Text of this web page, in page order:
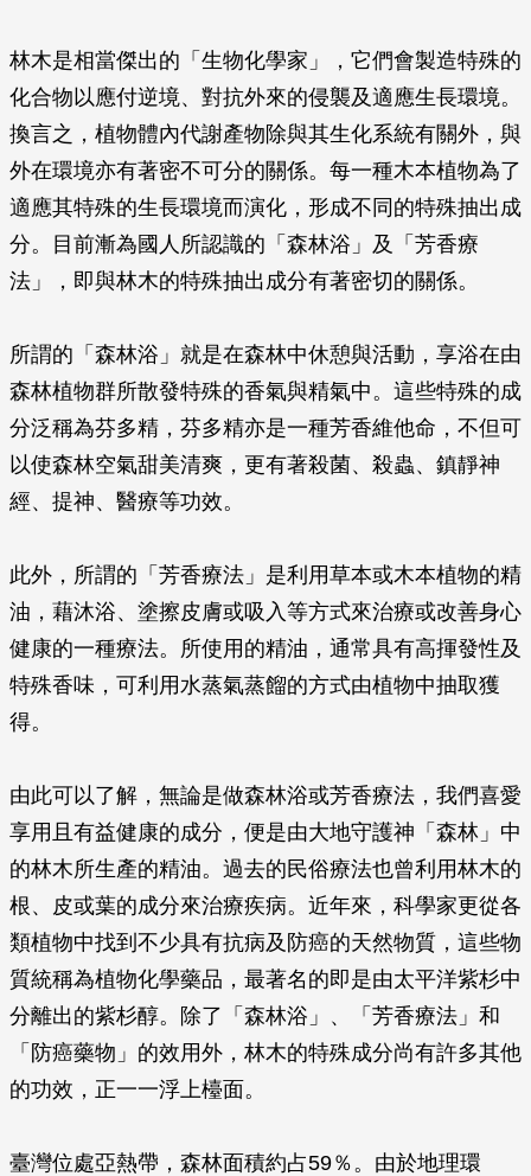
林木是相當傑出的「生物化學家」，它們會製造特殊的
化合物以應付逆境、對抗外來的侵襲及適應生長環境。
換言之，植物體內代謝產物除與其生化系統有關外，與
外在環境亦有著密不可分的關係。每一種木本植物為了
適應其特殊的生長環境而演化，形成不同的特殊抽出成
分。目前漸為國人所認識的「森林浴」及「芳香療
法」，即與林木的特殊抽出成分有著密切的關係。
所謂的「森林浴」就是在森林中休憩與活動，享浴在由
森林植物群所散發特殊的香氣與精氣中。這些特殊的成
分泛稱為芬多精，芬多精亦是一種芳香維他命，不但可
以使森林空氣甜美清爽，更有著殺菌、殺蟲、鎮靜神
經、提神、醫療等功效。
此外，所謂的「芳香療法」是利用草本或木本植物的精
油，藉沐浴、塗擦皮膚或吸入等方式來治療或改善身心
健康的一種療法。所使用的精油，通常具有高揮發性及
特殊香味，可利用水蒸氣蒸餾的方式由植物中抽取獲
得。
由此可以了解，無論是做森林浴或芳香療法，我們喜愛
享用且有益健康的成分，便是由大地守護神「森林」中
的林木所生產的精油。過去的民俗療法也曾利用林木的
根、皮或葉的成分來治療疾病。近年來，科學家更從各
類植物中找到不少具有抗病及防癌的天然物質，這些物
質統稱為植物化學藥品，最著名的即是由太平洋紫杉中
分離出的紫杉醇。除了「森林浴」、「芳香療法」和
「防癌藥物」的效用外，林木的特殊成分尚有許多其他
的功效，正一一浮上檯面。
臺灣位處亞熱帶，森林面積約占59％。由於地理環